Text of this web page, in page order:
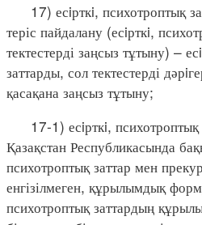
17) есiрткi, психотроптық
теріс пайдалану (есiрткi,
тектестерді заңсыз тұтыну) –
заттарды, сол тектестерді
қасақана заңсыз тұтыну;
17-1) есiрткi, психотроптық
Қазақстан Республикасында
психотроптық заттар мен
енгізілмеген, құрылымдық
психотроптық заттардың